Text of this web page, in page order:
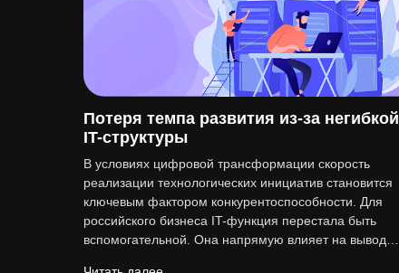
Потеря темпа развития из-за негибкой
IT-структуры
В условиях цифровой трансформации скорость
реализации технологических инициатив становится
ключевым фактором конкурентоспособности. Для
российского бизнеса IT-функция перестала быть
вспомогательной. Она напрямую влияет на вывод…